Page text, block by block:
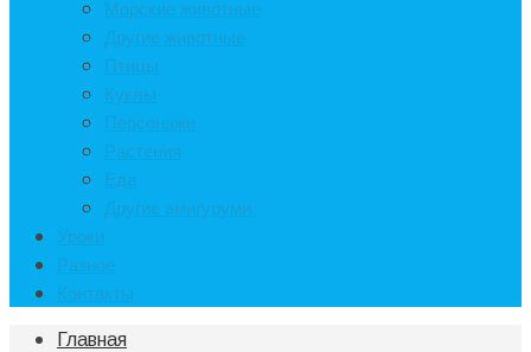
Морские животные
Другие животные
Птицы
Куклы
Персонажи
Растения
Еда
Другие амигуруми
Уроки
Разное
Контакты
Главная